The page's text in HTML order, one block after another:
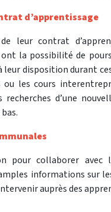
d’apprentissage
leur contrat
la possibilité de
leur disposition durant
les cours
d’une
pour collaborer
informations sur
auprès des